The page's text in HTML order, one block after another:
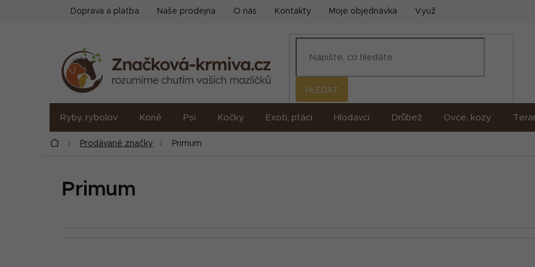
Doprava a platba Naše prodejna O nás Kontakty Moje objednávka Využití umělé inteligence (AI)
HLEDAT
Ryby, rybolov Koně Psi Kočky Exoti, ptáci Hlodavci Drůbež Ovce, kozy
DomůProdávané značky Primum
Primum